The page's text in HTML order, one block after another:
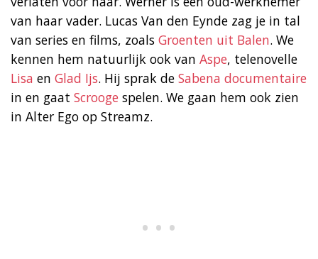
van haar vader. Lucas Van den Eynde zag je in tal
van series en films, zoals Groenten uit Balen. We
kennen hem natuurlijk ook van Aspe, telenovelle
Lisa en Glad Ijs. Hij sprak de Sabena documentaire
in en gaat Scrooge spelen. We gaan hem ook zien
in Alter Ego op Streamz.